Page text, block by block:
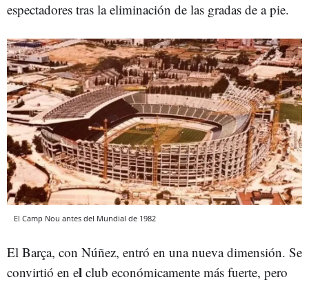
espectadores tras la eliminación de las gradas de a pie.
El Camp Nou antes del Mundial de 1982
El Barça, con Núñez, entró en una nueva dimensión. Se
convirtió en el club económicamente más fuerte, pero